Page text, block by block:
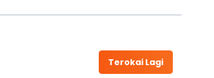
Terokai Lagi